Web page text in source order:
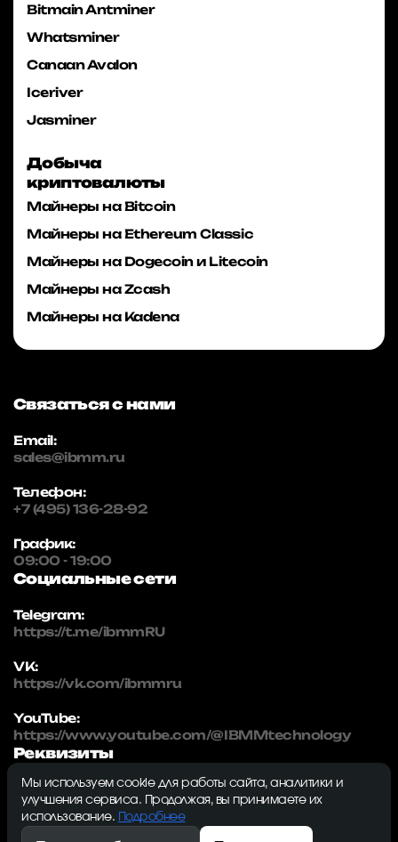
Bitmain Antminer
Whatsminer
Canaan Avalon
Iceriver
Jasminer
Добыча
криптовалюты
Майнеры на Bitcoin
Майнеры на Ethereum Classic
Майнеры на Dogecoin и Litecoin
Майнеры на Zcash
Майнеры на Kadena
Связаться с нами
Email:
sales@ibmm.ru
Телефон:
+7 (495) 136-28-92
График:
09:00 - 19:00
Социальные сети
Telegram:
https://t.me/ibmmRU
VK:
https://vk.com/ibmmru
YouTube:
https://www.youtube.com/@IBMMtechnology
Реквизиты
IBMM | technology
ИНН: 5032334982
ОГРН: 1215000115230
Мы используем cookie для работы сайта, аналитики и
улучшения сервиса. Продолжая, вы принимаете их
использование.
Подробнее